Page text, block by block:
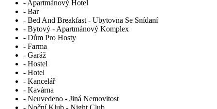
- Apartmánový Hotel
- Bar
- Bed And Breakfast - Ubytovna Se Snídaní
- Bytový - Apartmánový Komplex
- Dům Pro Hosty
- Farma
- Garáž
- Hostel
- Hotel
- Kancelář
- Kavárna
- Neuvedeno - Jiná Nemovitost